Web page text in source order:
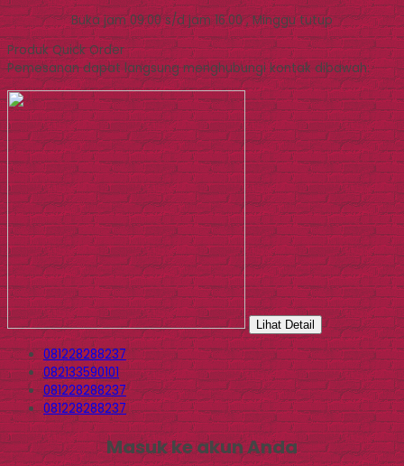
Buka jam 09.00 s/d jam 16.00 , Minggu tutup
Produk Quick Order
Pemesanan dapat langsung menghubungi kontak dibawah:
Lihat Detail
081228288237
082133590101
081228288237
081228288237
Masuk ke akun Anda